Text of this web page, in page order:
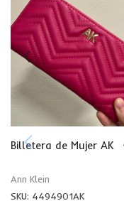
Billetera de Mujer AK
Ann Klein
SKU: 4494901AK